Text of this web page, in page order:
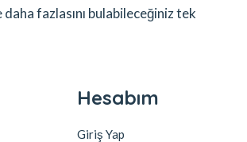
fazlasını bulabileceğiniz tek
Hesabım
Giriş Yap